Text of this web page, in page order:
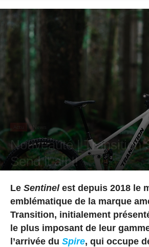
News
Nouveauté | Transition
Send it all !!
Le Sentinelest depuis 2018 le
emblématique de la marque
Transition, initialement
le plus imposant de leur
l’arrivée du Spire, qui occupe